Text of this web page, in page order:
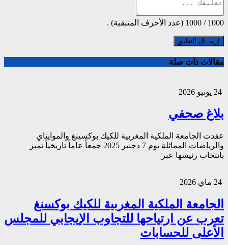
1000
/
1000 (عدد الأحرف المتبقية) .
مقالات ذات صلة
بلاغ صحفي
عقدت الجامعة الملكية المغربية للكيك بوكسينغ والموايتاي
والرياضات المماثلة يوم 7 دجنبر 2025 جمعاً عاماً تاريخياً تميز
بانتخاب رئيسها عبر
الجامعة الملكية المغربية للكيك بوكسنغ
تعرب عن ارتياحها للتجاوب الإيجابي للمجلس
الأعلى للحسابات